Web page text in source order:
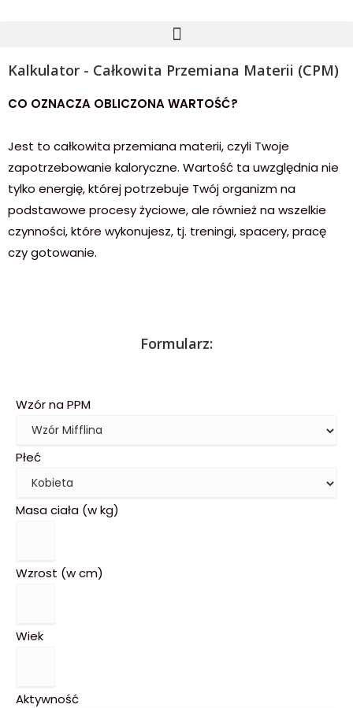
Kalkulator - Całkowita Przemiana Materii (CPM)
CO OZNACZA OBLICZONA WARTOŚĆ?
Jest to całkowita przemiana materii, czyli Twoje
zapotrzebowanie kaloryczne. Wartość ta uwzględnia nie
tylko energię, której potrzebuje Twój organizm na
podstawowe procesy życiowe, ale również na wszelkie
czynności, które wykonujesz, tj. treningi, spacery, pracę
czy gotowanie.
Formularz:
Wzór na PPM
Płeć
Masa ciała (w kg)
Wzrost (w cm)
Wiek
Aktywność